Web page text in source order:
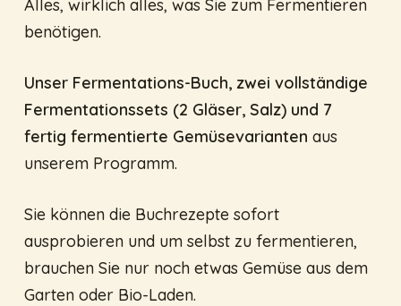
Alles, wirklich alles, was Sie zum Fermentieren
benötigen.
Unser Fermentations-Buch, zwei vollständige
Fermentationssets (2 Gläser, Salz) und 7
fertig fermentierte Gemüsevarianten aus
unserem Programm.
Sie können die Buchrezepte sofort
ausprobieren und um selbst zu fermentieren,
brauchen Sie nur noch etwas Gemüse aus dem
Garten oder Bio-Laden.